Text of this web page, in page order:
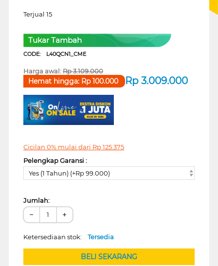
Terjual 15
Tukar Tambah
CODE: L40QCN1_CME
Harga awal:Rp3.109.000
Rp 3.009.000
Hemat hingga: Rp100.000
Cicilan 0% mulai dari Rp125.375
Pelengkap Garansi :
Yes (1 Tahun) (+Rp 99.000)
Jumlah:
− +
Ketersediaan stok: Tersedia
BELI SEKARANG